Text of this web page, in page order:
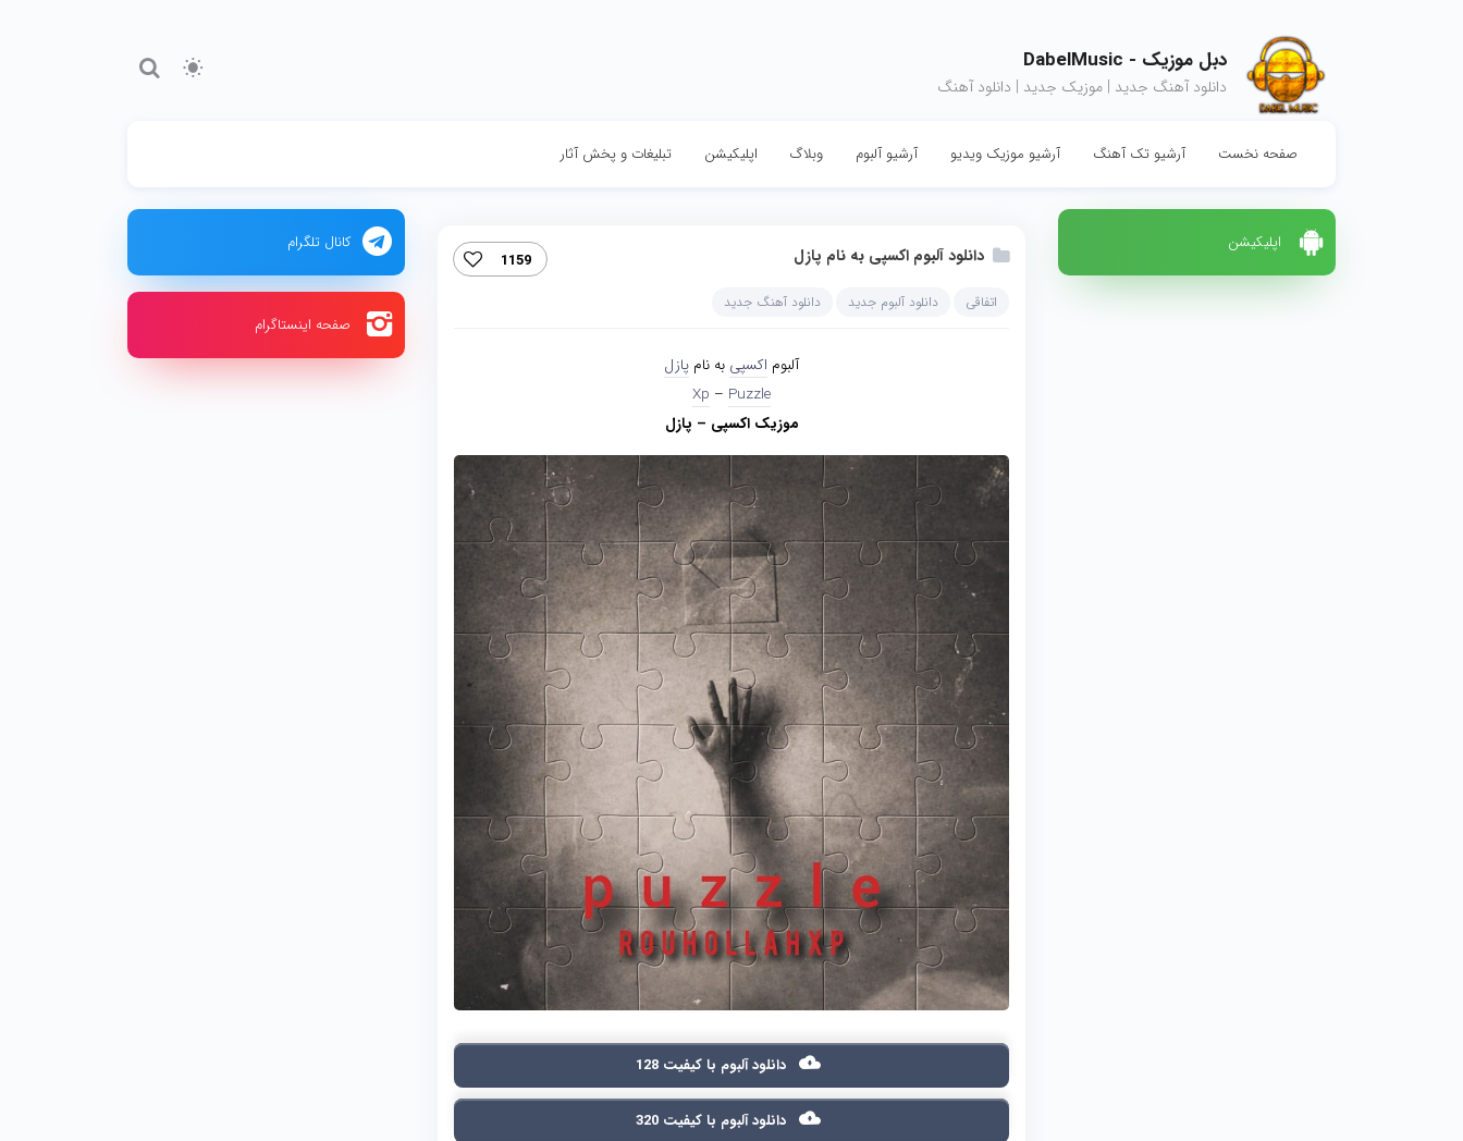
دبل موزیک - DabelMusic
دانلود آهنگ جدید | موزیک جدید | دانلود آهنگ
صفحه نخست آرشیو تک آهنگ آرشیو موزیک ویدیو آرشیو آلبوم وبلاگ اپلیکیشن تبلیغات و پخش آثار
اپلیکیشن
دانلود آلبوم اکسپی به نام پازل 1159
اتفاقی دانلود آلبوم جدید دانلود آهنگ جدید
آلبوم اکسپی به نام پازل
Xp – Puzzle
موزیک اکسپی – پازل
دانلود آلبوم با کیفیت 128
دانلود آلبوم با کیفیت 320
کانال تلگرام
صفحه اینستاگرام